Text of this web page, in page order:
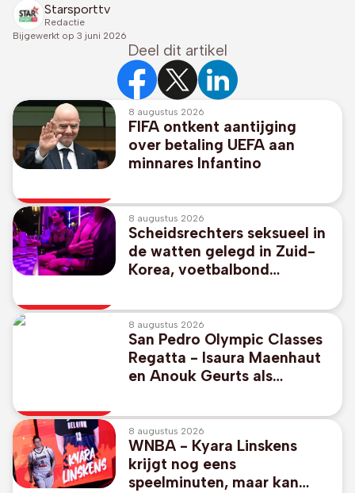
Starsporttv
Redactie
Bijgewerkt op 3 juni 2026
Deel dit artikel
8 augustus 2026
FIFA ontkent aantijging
over betaling UEFA aan
minnares Infantino
8 augustus 2026
Scheidsrechters seksueel in
de watten gelegd in Zuid-
Korea, voetbalbond
8 augustus 2026
San Pedro Olympic Classes
Regatta - Isaura Maenhaut
en Anouk Geurts als
8 augustus 2026
WNBA - Kyara Linskens
krijgt nog eens
speelminuten, maar kan